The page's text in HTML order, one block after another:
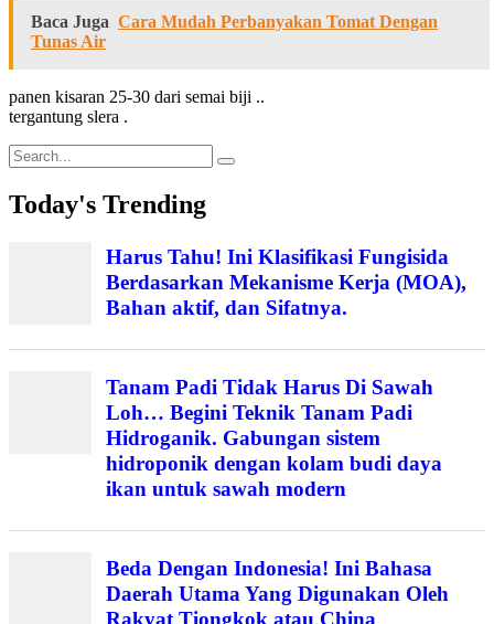
Baca Juga Cara Mudah Perbanyakan Tomat Dengan
Tunas Air
panen kisaran 25-30 dari semai biji ..
tergantung slera .
Search
for:
Today's Trending
Harus Tahu! Ini Klasifikasi Fungisida
Berdasarkan Mekanisme Kerja (MOA),
Bahan aktif, dan Sifatnya.
Tanam Padi Tidak Harus Di Sawah
Loh… Begini Teknik Tanam Padi
Hidroganik. Gabungan sistem
hidroponik dengan kolam budi daya
ikan untuk sawah modern
Beda Dengan Indonesia! Ini Bahasa
Daerah Utama Yang Digunakan Oleh
Rakyat Tiongkok atau China